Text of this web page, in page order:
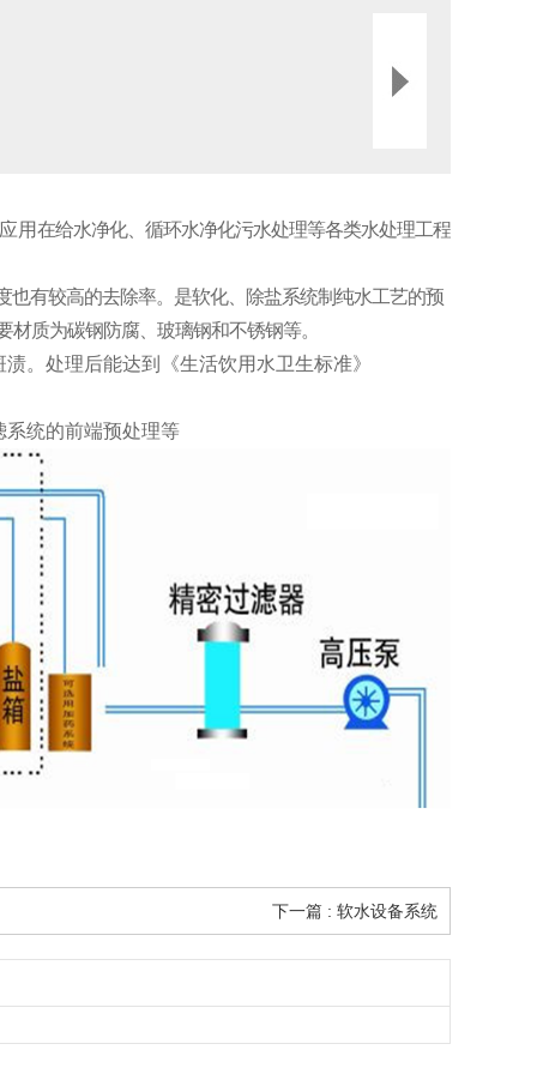
用在给水净化、循环水净化污水处理等各类水处理工程
有较高的去除率。是软化、除盐系统制纯水工艺的预
材质为碳钢防腐、玻璃钢和不锈钢等。
。处理后能达到《生活饮用水卫生标准》
系统的前端预处理等
下一篇 : 软水设备系统